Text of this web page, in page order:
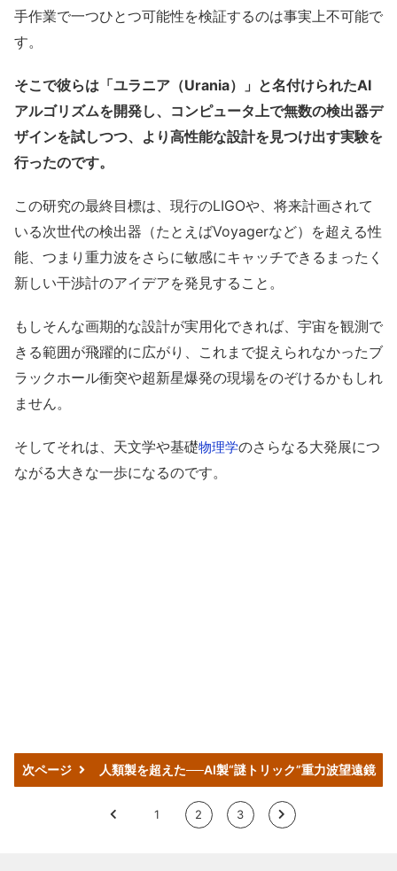
手作業で一つひとつ可能性を検証するのは事実上不可能で
す。
そこで彼らは「ユラニア（Urania）」と名付けられたAI
アルゴリズムを開発し、コンピュータ上で無数の検出器デ
ザインを試しつつ、より高性能な設計を見つけ出す実験を
行ったのです。
この研究の最終目標は、現行のLIGOや、将来計画されて
いる次世代の検出器（たとえばVoyagerなど）を超える性
能、つまり重力波をさらに敏感にキャッチできるまったく
新しい干渉計のアイデアを発見すること。
もしそんな画期的な設計が実用化できれば、宇宙を観測で
きる範囲が飛躍的に広がり、これまで捉えられなかったブ
ラックホール衝突や超新星爆発の現場をのぞけるかもしれ
ません。
そしてそれは、天文学や基礎物理学のさらなる大発展につ
ながる大きな一歩になるのです。
次ページ 人類製を超えた──AI製“謎トリック”重力波望遠鏡
< 1 2 3 >